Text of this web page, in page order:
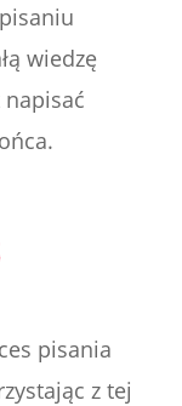
wiedzę
pisania
z tej